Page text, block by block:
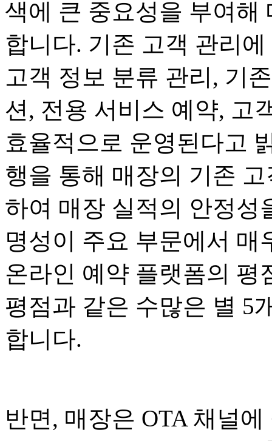
색에 큰 중요성을 부여해
합니다. 기존 고객 관리
고객 정보 분류 관리, 기
션, 전용 서비스 예약, 고
효율적으로 운영된다고
행을 통해 매장의 기존
하여 매장 실적의 안정성
명성이 주요 부문에서 매
온라인 예약 플랫폼의 평
평점과 같은 수많은 별 5
합니다.
반면, 매장은 OTA 채널